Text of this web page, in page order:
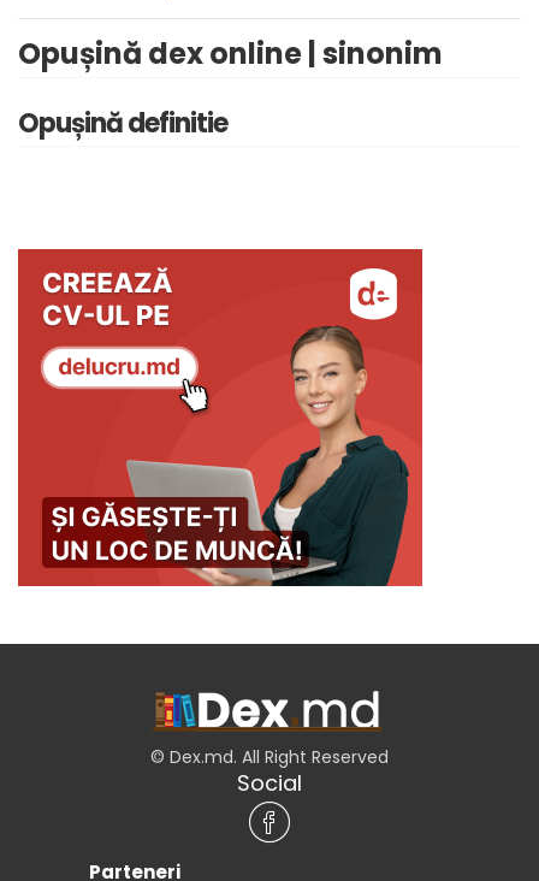
Opușină dex online | sinonim
Opușină definitie
© Dex.md. All Right Reserved
Social
Parteneri